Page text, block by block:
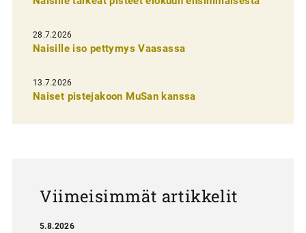
i
e
n
e
28.7.2026
Naisille iso pettymys Vaasassa
13.7.2026
Naiset pistejakoon MuSan kanssa
Viimeisimmät artikkelit
5.8.2026